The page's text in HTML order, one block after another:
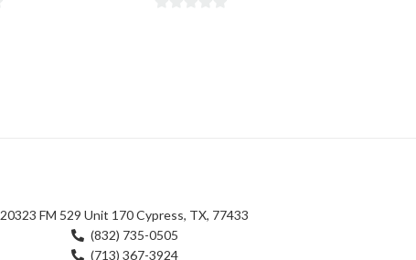
20323 FM 529 Unit 170 Cypress, TX, 77433
(832) 735-0505
(713) 367-3924